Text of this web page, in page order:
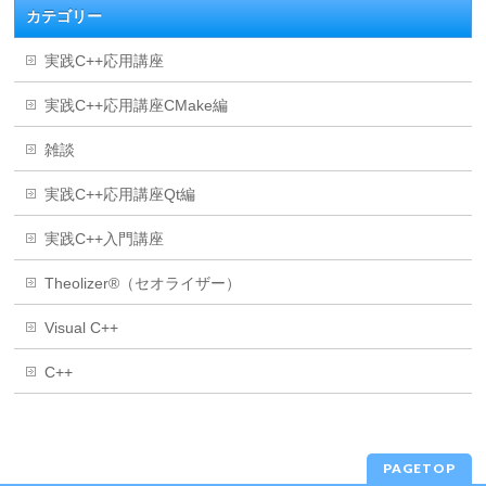
カテゴリー
実践C++応用講座
実践C++応用講座CMake編
雑談
実践C++応用講座Qt編
実践C++入門講座
Theolizer®（セオライザー）
Visual C++
C++
PAGETOP